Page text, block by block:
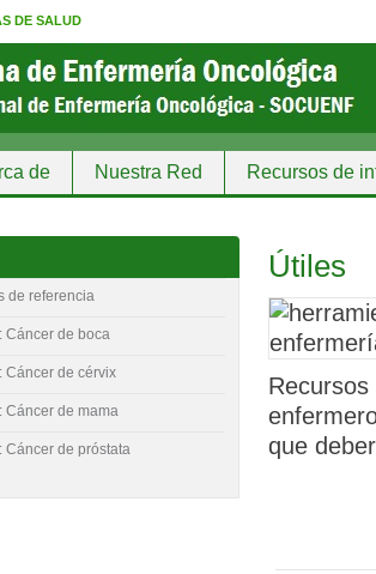
DE SALUD
de Nuestra Red Recursos de
Útiles
que
de referencia
Cáncer de boca
Cáncer de cérvix
Cáncer de mama
Cáncer de próstata